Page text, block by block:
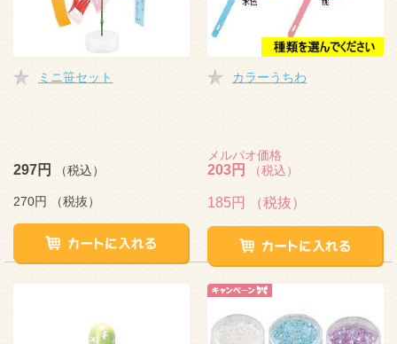
ミニ笹セット
297円 （税込）
270円 （税抜）
カラーうちわ
メルパオ価格
203円 （税込）
185円 （税抜）